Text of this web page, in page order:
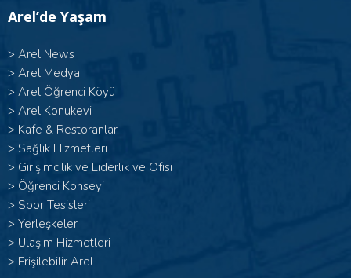
Arel’de Yaşam
> Arel News
> Arel Medya
> Arel Öğrenci Köyü
> Arel Konukevi
> Kafe & Restoranlar
> Sağlık Hizmetleri
> Girişimcilik ve Liderlik ve Ofisi
> Öğrenci Konseyi
> Spor Tesisleri
> Yerleşkeler
> Ulaşım Hizmetleri
> Erişilebilir Arel